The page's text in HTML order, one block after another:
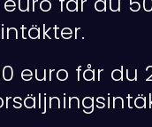
euro får